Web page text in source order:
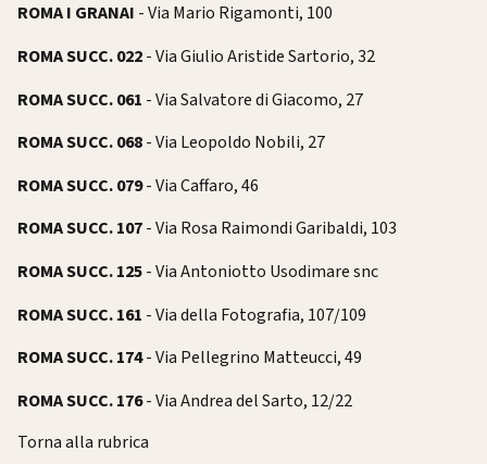
ROMA I GRANAI - Via Mario Rigamonti, 100
ROMA SUCC. 022- Via Giulio Aristide Sartorio, 32
ROMA SUCC. 061 - Via Salvatore di Giacomo, 27
ROMA SUCC. 068- Via Leopoldo Nobili, 27
ROMA SUCC. 079- Via Caffaro, 46
ROMA SUCC. 107- Via Rosa Raimondi Garibaldi, 103
ROMA SUCC. 125- Via Antoniotto Usodimare snc
ROMA SUCC. 161 - Via della Fotografia, 107/109
ROMA SUCC. 174- Via Pellegrino Matteucci, 49
ROMA SUCC.176- Via Andrea del Sarto, 12/22
Torna alla rubrica